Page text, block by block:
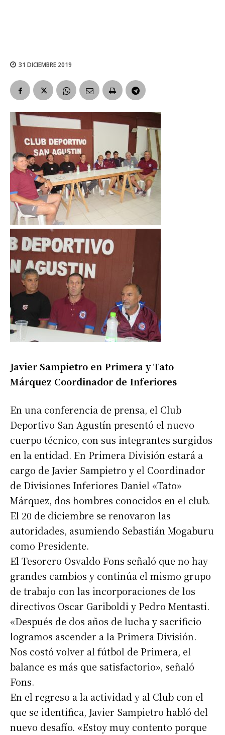
31 DICIEMBRE 2019
Javier Sampietro en Primera y Tato
Márquez Coordinador de Inferiores
En una conferencia de prensa, el Club
Deportivo San Agustín presentó el nuevo
cuerpo técnico, con sus integrantes surgidos
en la entidad. En Primera División estará a
cargo de Javier Sampietro y el Coordinador
de Divisiones Inferiores Daniel «Tato»
Márquez, dos hombres conocidos en el club.
El 20 de diciembre se renovaron las
autoridades, asumiendo Sebastián Mogaburu
como Presidente.
El Tesorero Osvaldo Fons señaló que no hay
grandes cambios y continúa el mismo grupo
de trabajo con las incorporaciones de los
directivos Oscar Gariboldi y Pedro Mentasti.
«Después de dos años de lucha y sacrificio
logramos ascender a la Primera División.
Nos costó volver al fútbol de Primera, el
balance es más que satisfactorio», señaló
Fons.
En el regreso a la actividad y al Club con el
que se identifica, Javier Sampietro habló del
nuevo desafío. «Estoy muy contento porque